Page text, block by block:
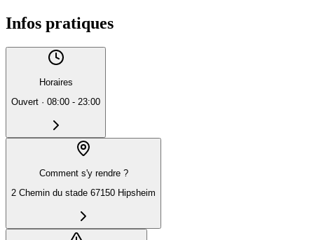
Infos pratiques
Horaires
Ouvert · 08:00 - 23:00
Comment s'y rendre ?
2 Chemin du stade 67150 Hipsheim